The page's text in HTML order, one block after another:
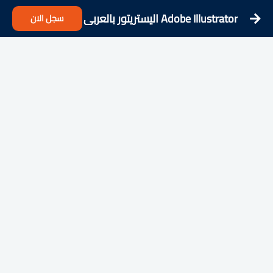
Adobe Illustrator اليستريتور بالعربي سجل الان